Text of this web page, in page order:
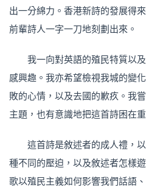
出一分綿力。香港新詩的發展得
前輩詩人一字一刀地刻劃出來。
我一向對英語的殖民特質以
感興趣。我亦希望檢視我城的變
敗的心情，以及去國的歉疚。我
主題，也有意識地把這首詩困在
這首詩是敘述者的成人禮，
種不同的壓迫，以及敘述者怎樣
歌以殖民主義如何影響我們話語